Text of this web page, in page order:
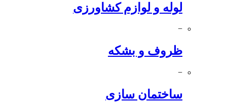
لوله و لوازم کشاورزی
−
ظروف و بشکه
−
ساختمان سازی